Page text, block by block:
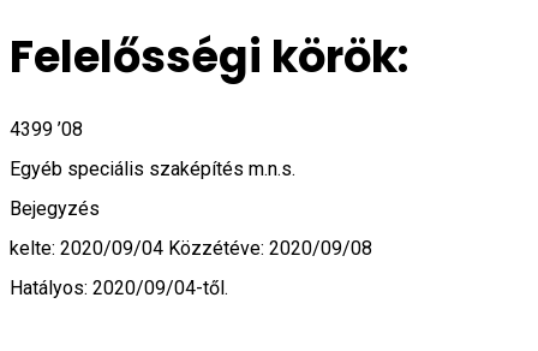
Felelősségi körök:
4399 ’08
Egyéb speciális szaképítés m.n.s.
Bejegyzés
kelte: 2020/09/04 Közzétéve: 2020/09/08
Hatályos: 2020/09/04-től.